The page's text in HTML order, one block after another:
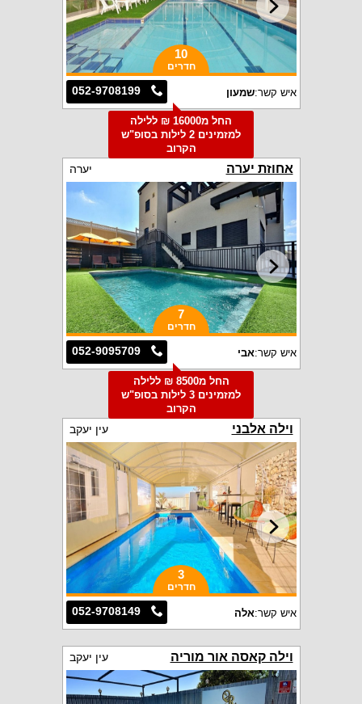
10
חדרים
052-9708199 איש קשר:שמעון
החל מ16000 ₪ ללילה
למזמינים 2 לילות בסופ"ש
הקרוב
אחוזת יערה יערה
7
חדרים
052-9095709 איש קשר:אבי
החל מ8500 ₪ ללילה
למזמינים 3 לילות בסופ"ש
הקרוב
וילה אלבני עין יעקב
3
חדרים
052-9708149 איש קשר:אלה
וילה קאסה אור מוריה עין יעקב